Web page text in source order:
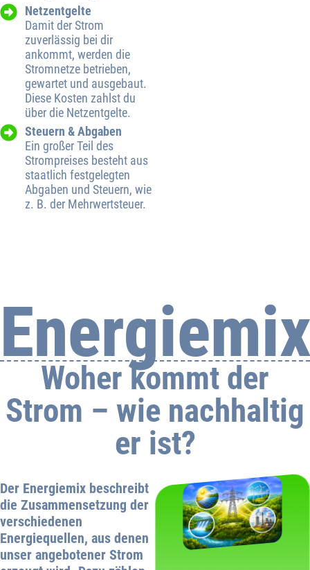
Netzentgelte
Damit der Strom
zuverlässig bei dir
ankommt, werden die
Stromnetze betrieben,
gewartet und ausgebaut.
Diese Kosten zahlst du
über die Netzentgelte.
Steuern & Abgaben
Ein großer Teil des
Strompreises besteht aus
staatlich festgelegten
Abgaben und Steuern, wie
z. B. der Mehrwertsteuer.
Woher kommt der
Strom – wie nachhaltig
er ist?
Der Energiemix beschreibt
die Zusammensetzung der
verschiedenen
Energiequellen, aus denen
unser angebotener Strom